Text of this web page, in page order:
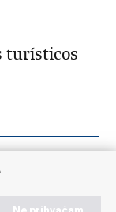
turísticos